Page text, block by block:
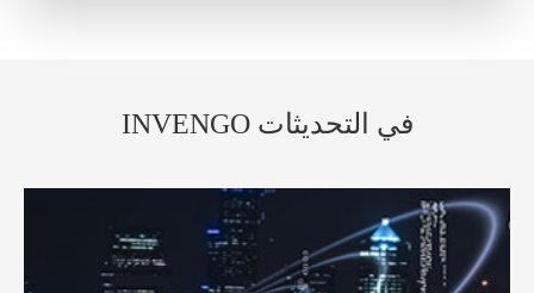
INVENGO في التحديثات